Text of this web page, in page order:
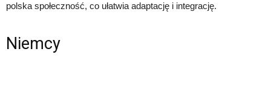
polska społeczność, co ułatwia adaptację i integrację.
Niemcy